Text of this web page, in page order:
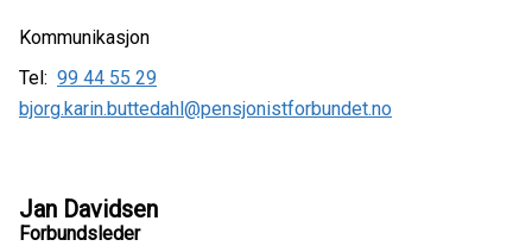
Kommunikasjon
Tel: 99 44 55 29
bjorg.karin.buttedahl@pensjonistforbundet.no
Jan Davidsen
Forbundsleder